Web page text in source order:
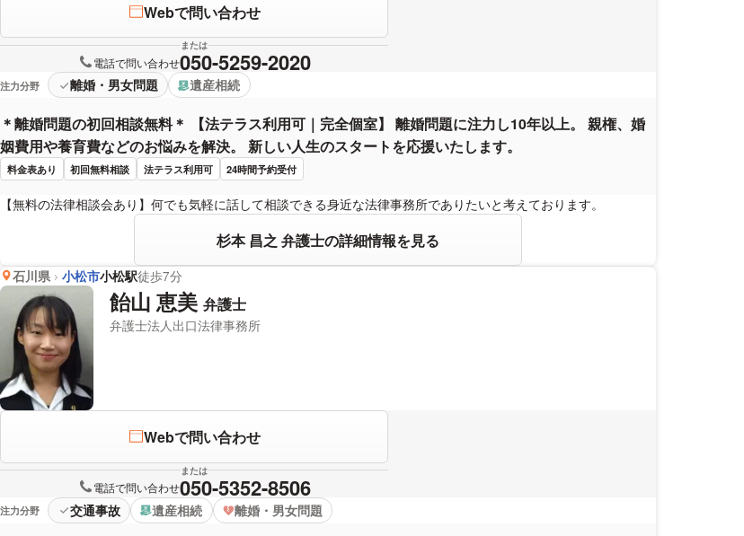
Webで問い合わせ
または
電話で問い合わせ050-5259-2020
注力分野 離婚・男女問題 遺産相続
＊離婚問題の初回相談無料＊ 【法テラス利用可｜完全個室】 離婚問題に注力し10年以上。 親権、婚
姻費用や養育費などのお悩みを解決。 新しい人生のスタートを応援いたします。
料金表あり 初回無料相談 法テラス利用可 24時間予約受付
【無料の法律相談会あり】何でも気軽に話して相談できる身近な法律事務所でありたいと考えております。
杉本 昌之 弁護士の詳細情報を見る
石川県 小松市小松駅徒歩7分
飴山 恵美 弁護士
弁護士法人出口法律事務所
Webで問い合わせ
または
電話で問い合わせ050-5352-8506
注力分野 交通事故 遺産相続 離婚・男女問題